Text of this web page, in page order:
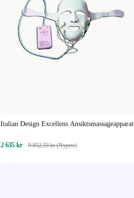
Italian Design Excellens Ansiktsmassageapparat
2 635 kr 9 852,33 kr (Nypris)